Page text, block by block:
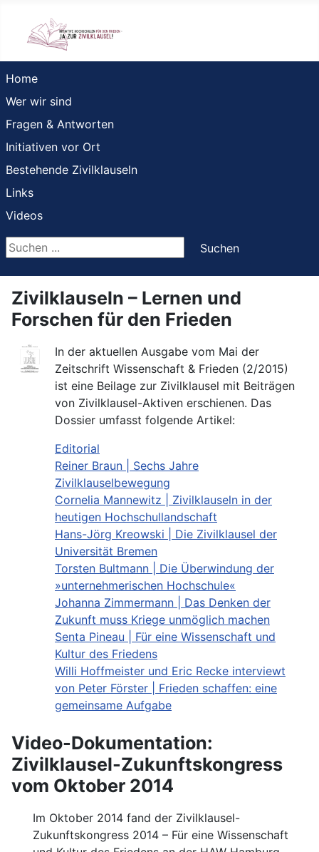
Home
Wer wir sind
Fragen & Antworten
Initiativen vor Ort
Bestehende Zivilklauseln
Links
Videos
Suchen ...
Suchen
Zivilklauseln – Lernen und
Forschen für den Frieden
In der aktuellen Ausgabe vom Mai der
Zeitschrift Wissenschaft & Frieden (2/2015)
ist eine Beilage zur Zivilklausel mit Beiträgen
von Zivilklausel-Aktiven erschienen. Das
Dossier umfasst folgende Artikel:
Editorial
Reiner Braun | Sechs Jahre
Zivilklauselbewegung
Cornelia Mannewitz | Zivilklauseln in der
heutigen Hochschullandschaft
Hans-Jörg Kreowski | Die Zivilklausel der
Universität Bremen
Torsten Bultmann | Die Überwindung der
»unternehmerischen Hochschule«
Johanna Zimmermann | Das Denken der
Zukunft muss Kriege unmöglich machen
Senta Pineau | Für eine Wissenschaft und
Kultur des Friedens
Willi Hoffmeister und Eric Recke interviewt
von Peter Förster | Frieden schaffen: eine
gemeinsame Aufgabe
Video-Dokumentation:
Zivilklausel-Zukunftskongress
vom Oktober 2014
Im Oktober 2014 fand der Zivilklausel-
Zukunftskongress 2014 – Für eine Wissenschaft